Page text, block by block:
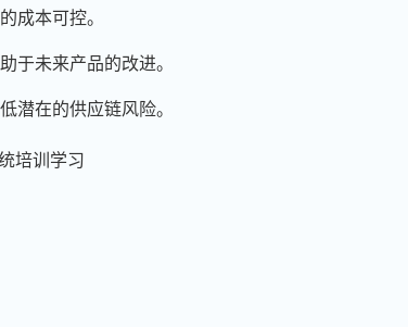
成本可控。
于未来产品的改进。
潜在的供应链风险。